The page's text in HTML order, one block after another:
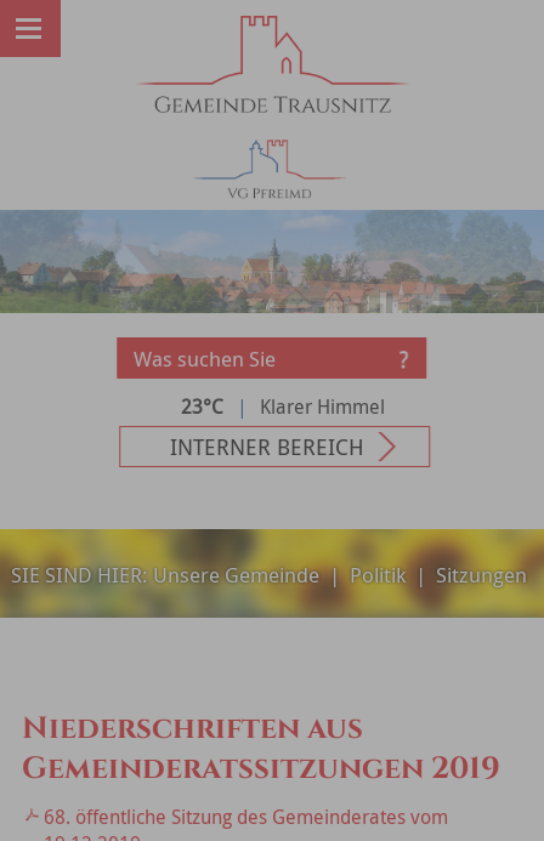
23°C | Klarer Himmel
INTERNER BEREICH
SIE SIND HIER:Unsere Gemeinde| Politik| Sitzungen
Niederschriften aus
Gemeinderatssitzungen 2019
68. öffentliche Sitzung des Gemeinderates vom